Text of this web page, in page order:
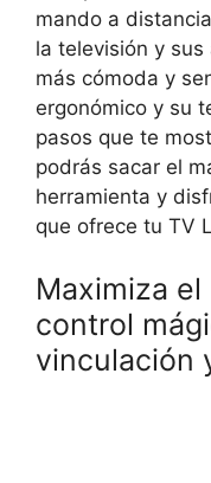
mando a
la televisión y
más cómoda y
ergonómico y su
pasos que te
podrás sacar el
herramienta y
que ofrece tu TV
Maximiza
control
vinculación